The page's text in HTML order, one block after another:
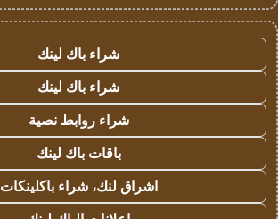
شراء باك لينك
شراء باك لينك
شراء روابط نصية
باقات باك لينك
اشراق لنك، شراء باكلينكات